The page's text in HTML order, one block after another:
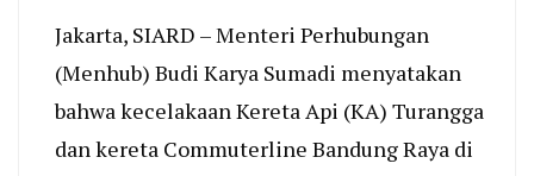
Jakarta, SIARD – Menteri Perhubungan
(Menhub) Budi Karya Sumadi menyatakan
bahwa kecelakaan Kereta Api (KA) Turangga
dan kereta Commuterline Bandung Raya di